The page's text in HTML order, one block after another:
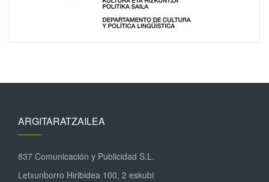
ARGITARATZAILEA
837 Comunicación y Publicidad S.L.
Letxunborro Hiribidea 100, 2 eskubi